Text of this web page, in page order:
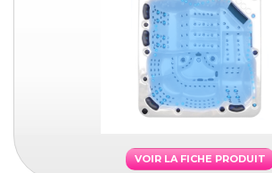
VOIR LA FICHE PRODUIT